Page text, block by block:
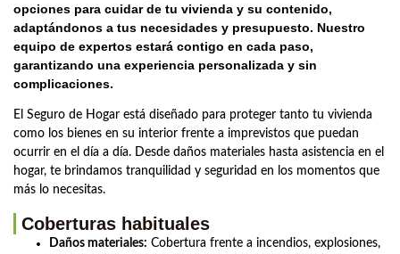
opciones para cuidar de tu vivienda y su contenido,
adaptándonos a tus necesidades y presupuesto. Nuestro
equipo de expertos estará contigo en cada paso,
garantizando una experiencia personalizada y sin
complicaciones.
El Seguro de Hogar está diseñado para proteger tanto tu vivienda
como los bienes en su interior frente a imprevistos que puedan
ocurrir en el día a día. Desde daños materiales hasta asistencia en el
hogar, te brindamos tranquilidad y seguridad en los momentos que
más lo necesitas.
Coberturas habituales
Daños materiales: Cobertura frente a incendios, explosiones,